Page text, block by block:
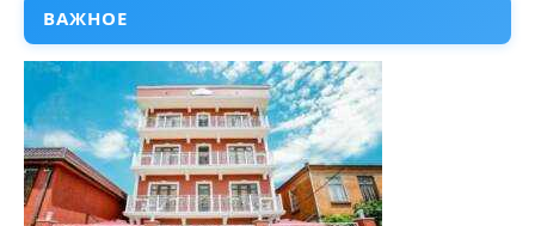
ВАЖНОЕ